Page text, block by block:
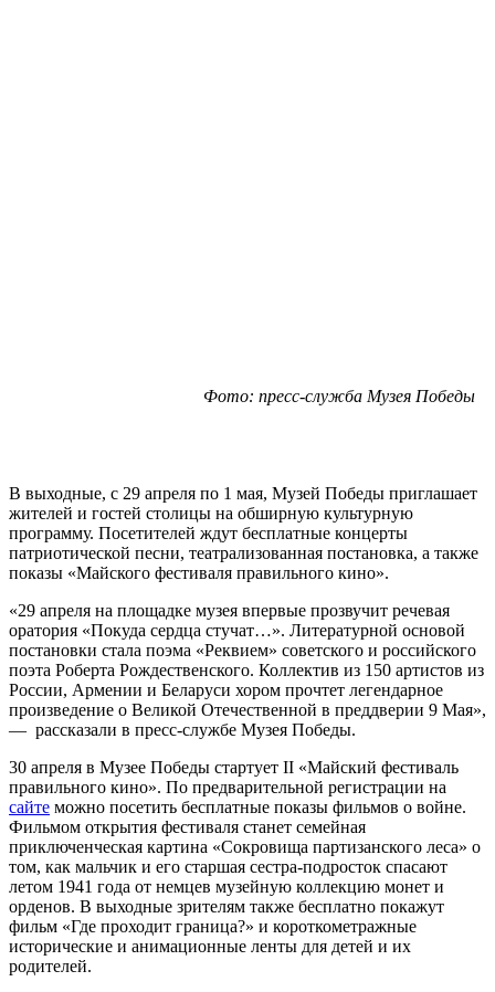
Фото: пресс-служба Музея Победы
В выходные, с 29 апреля по 1 мая, Музей Победы приглашает
жителей и гостей столицы на обширную культурную
программу. Посетителей ждут бесплатные концерты
патриотической песни, театрализованная постановка, а также
показы «Майского фестиваля правильного кино».
«29 апреля на площадке музея впервые прозвучит речевая
оратория «Покуда сердца стучат…». Литературной основой
постановки стала поэма «Реквием» советского и российского
поэта Роберта Рождественского. Коллектив из 150 артистов из
России, Армении и Беларуси хором прочтет легендарное
произведение о Великой Отечественной в преддверии 9 Мая»,
— рассказали в пресс-службе Музея Победы.
30 апреля в Музее Победы стартует II «Майский фестиваль
правильного кино». По предварительной регистрации на
сайте можно посетить бесплатные показы фильмов о войне.
Фильмом открытия фестиваля станет семейная
приключенческая картина «Сокровища партизанского леса» о
том, как мальчик и его старшая сестра-подросток спасают
летом 1941 года от немцев музейную коллекцию монет и
орденов. В выходные зрителям также бесплатно покажут
фильм «Где проходит граница?» и короткометражные
исторические и анимационные ленты для детей и их
родителей.